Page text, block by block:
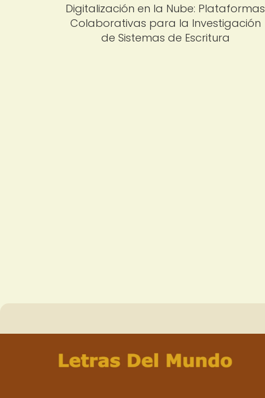
Digitalización en la Nube: Plataformas
Colaborativas para la Investigación
de Sistemas de Escritura